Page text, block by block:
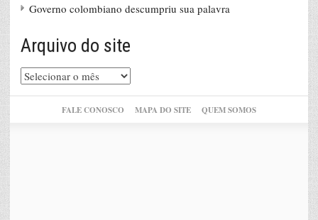
Governo colombiano descumpriu sua palavra
Arquivo do site
Arquivo
do
FALE CONOSCO MAPA DO SITE QUEM SOMOS